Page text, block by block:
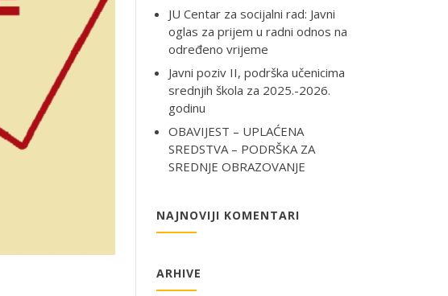
JU Centar za socijalni rad: Javni
oglas za prijem u radni odnos na
određeno vrijeme
Javni poziv II, podrška učenicima
srednjih škola za 2025.-2026.
godinu
OBAVIJEST – UPLAĆENA
SREDSTVA – PODRŠKA ZA
SREDNJE OBRAZOVANJE
NAJNOVIJI KOMENTARI
ARHIVE